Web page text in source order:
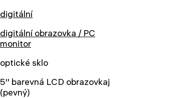
digitální
digitální obrazovka / PC
monitor
optické sklo
5'' barevná LCD obrazovkaj
(pevný)